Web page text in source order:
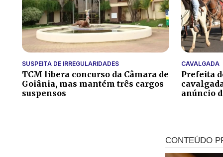
SUSPEITA DE IRREGULARIDADES
TCM libera concurso da Câmara de
Goiânia, mas mantém três cargos
suspensos
CAVALGADA
Prefeita
anúncio